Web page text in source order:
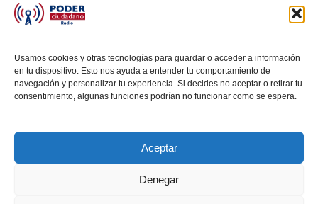
Usamos cookies y otras tecnologías para guardar o acceder a información
en tu dispositivo. Esto nos ayuda a entender tu comportamiento de
navegación y personalizar tu experiencia. Si decides no aceptar o retirar tu
consentimiento, algunas funciones podrían no funcionar como se espera.
Aceptar
Denegar
buscan un México informado y participativo.
Nuestro compromiso es conectar con la
transformación social a través de noticias claras,
veraces y al alcance de todos.